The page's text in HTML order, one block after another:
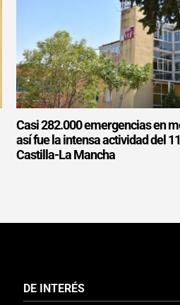
Casi 282.000 emergencias en
así fue la intensa actividad del
Castilla-La Mancha
DE INTERÉS